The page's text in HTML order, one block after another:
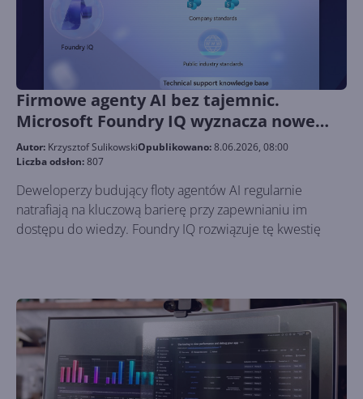
Firmowe agenty AI bez tajemnic.
Microsoft Foundry IQ wyznacza nowe
standardy
Autor: Krzysztof SulikowskiOpublikowano:8.06.2026, 08:00
Liczba odsłon:807
Deweloperzy budujący floty agentów AI regularnie
natrafiają na kluczową barierę przy zapewnianiu im
dostępu do wiedzy. Foundry IQ rozwiązuje tę kwestię